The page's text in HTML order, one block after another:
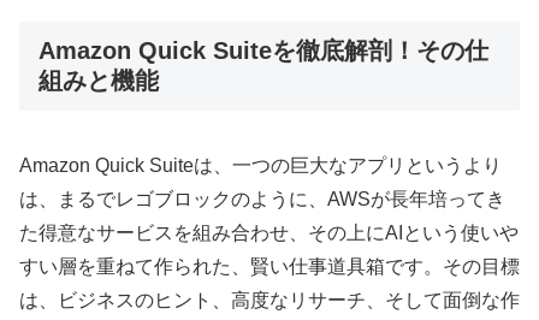
Amazon Quick Suiteを徹底解剖！その仕
組みと機能
Amazon Quick Suiteは、一つの巨大なアプリというより
は、まるでレゴブロックのように、AWSが長年培ってき
た得意なサービスを組み合わせ、その上にAIという使いや
すい層を重ねて作られた、賢い仕事道具箱です。その目標
は、ビジネスのヒント、高度なリサーチ、そして面倒な作